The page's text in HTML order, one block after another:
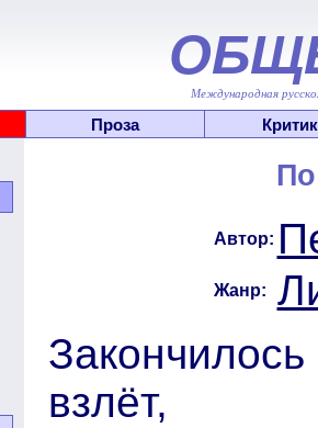
Международная
Проза
Автор:
Жанр:
взлёт,